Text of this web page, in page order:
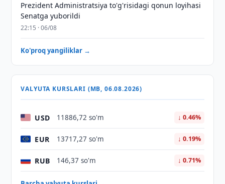
Prezident Administratsiya to'g'risidagi qonun loyihasi
Senatga yuborildi
22:15 · 06/08
Ko'proq yangiliklar →
VALYUTA KURSLARI (MB, 06.08.2026)
USD 11886,72 so'm ↓ 0.46%
EUR 13717,27 so'm ↓ 0.19%
RUB 146,37 so'm ↓ 0.71%